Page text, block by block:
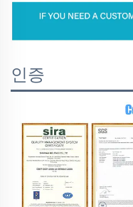
인증